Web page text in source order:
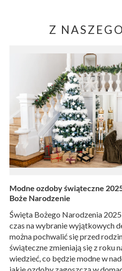
Z
Modne ozdoby świąteczne
Boże Narodzenie
Święta Bożego Narodzenia
czas na wybranie wyjątkowych
można pochwalić się przed
świąteczne zmieniają się z roku
wiedzieć, co będzie modne w